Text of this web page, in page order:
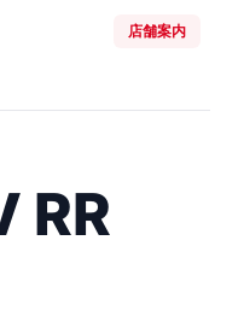
店舗案内
RR